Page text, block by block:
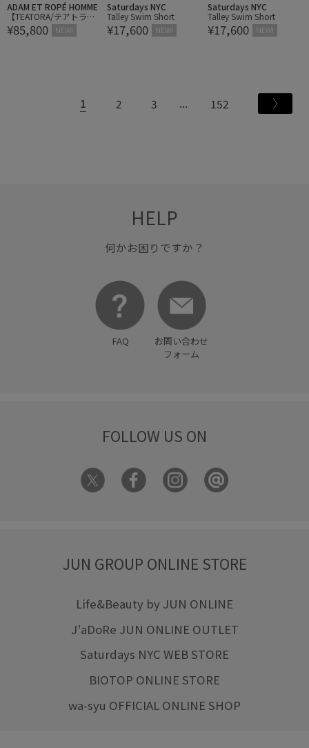
ADAM ET ROPÉ HOMME
【TEATORA/テアトラ】D
evice JKT MINUS GC
¥85,800 NEW!
Saturdays NYC
Talley Swim Short
¥17,600 NEW!
Saturdays NYC
Talley Swim Short
¥17,600 NEW!
1 2 3 152
HELP
何かお困りですか？
FAQ
お問い合わせ
フォーム
FOLLOW US ON
JUN GROUP ONLINE STORE
Life&Beauty by JUN ONLINE
J'aDoRe JUN ONLINE OUTLET
Saturdays NYC WEB STORE
BIOTOP ONLINE STORE
wa-syu OFFICIAL ONLINE SHOP